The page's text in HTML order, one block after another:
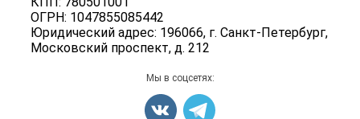
ОГРН: 1047855085442
Юридический адрес: 196066, г. Санкт-Петербург,
Московский проспект, д. 212
Грибы
Оборудование
Карта объявлений
Мы в соцсетях: